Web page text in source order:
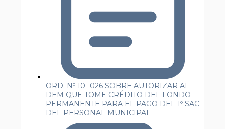
ORD. Nº 10- 026 SOBRE AUTORIZAR AL
DEM QUE TOME CRÉDITO DEL FONDO
PERMANENTE PARA EL PAGO DEL 1º SAC
DEL PERSONAL MUNICIPAL